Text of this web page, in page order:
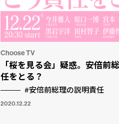
Choose TV
「桜を見る会」疑惑。安倍前
任をとる？
#安倍前総理の説明責任
2020.12.22